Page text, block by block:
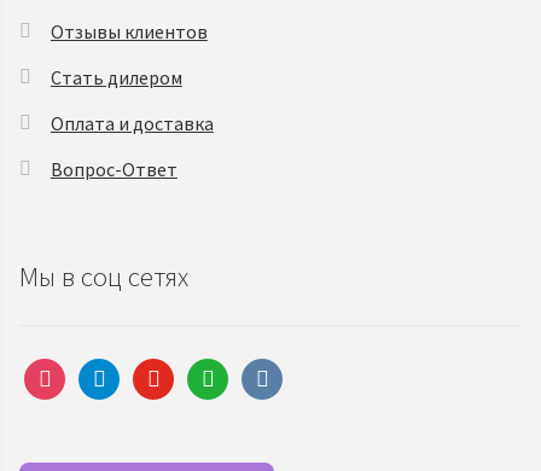
Отзывы клиентов
Стать дилером
Оплата и доставка
Вопрос-Ответ
Мы в соц сетях
instagramtelegramyoutubewhatsappvkontakte